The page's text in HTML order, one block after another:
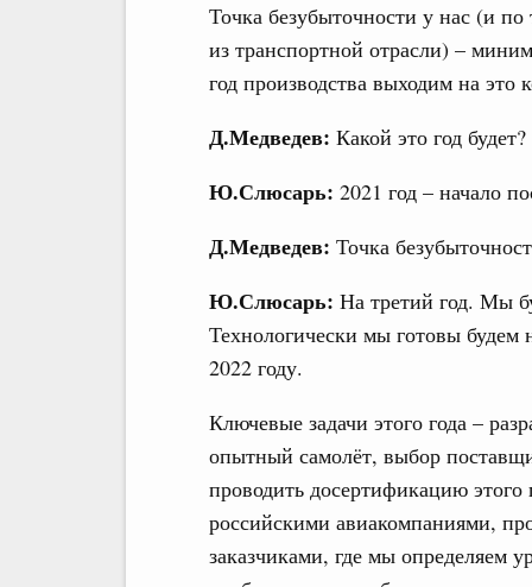
Точка безубыточности у нас (и
из транспортной отрасли) –
год производства выходим на это
Д.Медведев: Какой это год
Ю.Слюсарь: 2021 год – начало
Д.Медведев: Точка
Ю.Слюсарь: На третий год. Мы
Технологически мы готовы будем
2022 году.
Ключевые задачи этого года –
опытный самолёт, выбор
проводить досертификацию
российскими авиакомпаниями,
заказчиками, где мы определяем